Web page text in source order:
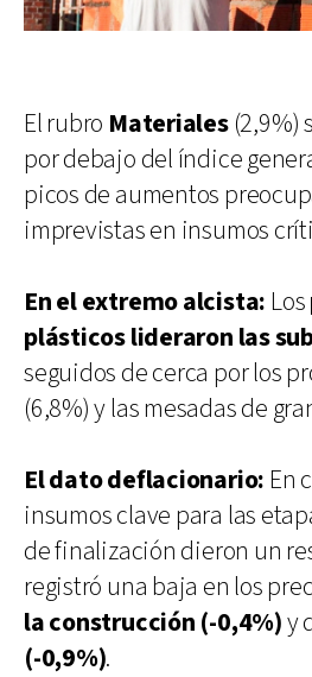
El rubro Materiales(2,9%)
por debajo del índice
picos de aumentos
imprevistas en insumos
En el extremo alcista: Los
plásticos lideraron las
seguidos de cerca por los
(6,8%) y las mesadas de
El dato deflacionario: En
insumos clave para las
de finalización dieron un
registró una baja en los
la construcción (-0,4%)y
(-0,9%).